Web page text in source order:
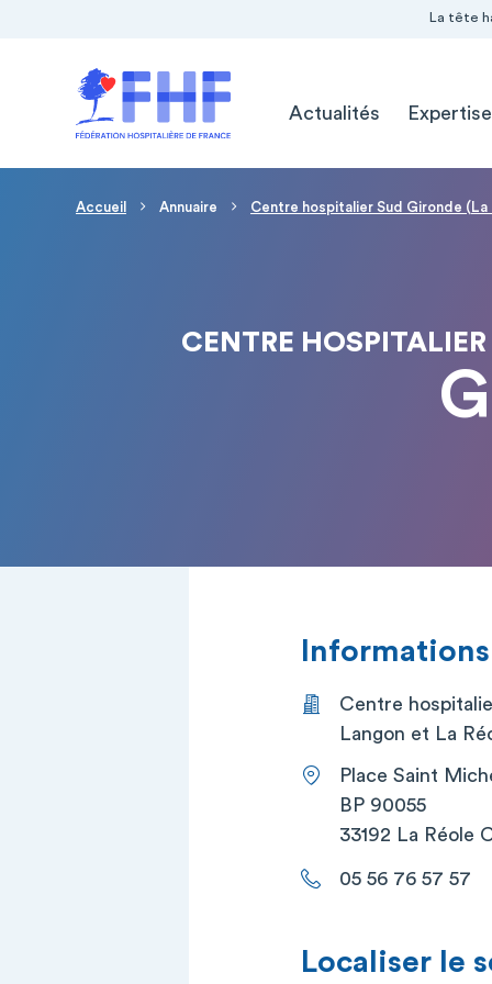
La tête
Actualités
Fil d'Ariane
Accueil Annuaire Centre hospitalier Sud Gironde (La
CENTRE
Centre
Langon et La
Place Saint
BP 90055
33192 La Réole
05 56 76 57 57
Localiser le